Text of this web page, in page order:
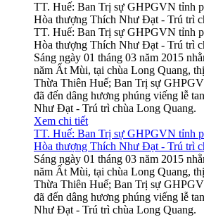
TT. Huế: Ban Trị sự GHPGVN tỉnh
Hòa thượng Thích Như Đạt - Trú trì
TT. Huế: Ban Trị sự GHPGVN tỉnh
Hòa thượng Thích Như Đạt - Trú trì
Sáng ngày 01 tháng 03 năm 2015
năm Ất Mùi, tại chùa Long Quang,
Thừa Thiên Huế; Ban Trị sự
đã đến dâng hương phúng viếng lễ
Như Đạt - Trú trì chùa Long Quang.
Xem chi tiết
TT. Huế: Ban Trị sự GHPGVN tỉnh
Hòa thượng Thích Như Đạt - Trú trì
Sáng ngày 01 tháng 03 năm 2015
năm Ất Mùi, tại chùa Long Quang,
Thừa Thiên Huế; Ban Trị sự
đã đến dâng hương phúng viếng lễ
Như Đạt - Trú trì chùa Long Quang.